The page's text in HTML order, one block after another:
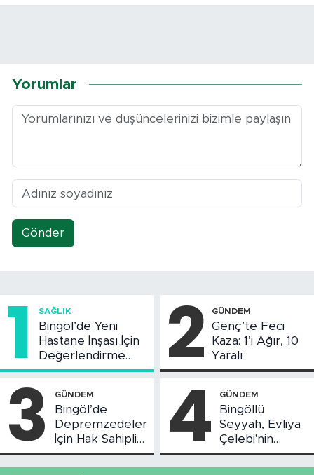
Yorumlar
Gönder
1 SAĞLIK
Bingöl’de Yeni
Hastane İnşası İçin
Değerlendirme
Toplantısı Yapıldı
2 GÜNDEM
Genç’te Feci
Kaza: 1’i Ağır, 10
Yaralı
3 GÜNDEM
Bingöl’de
Depremzedeler
İçin Hak Sahipliği
Askı Süreci
Başladı
4 GÜNDEM
Bingöllü
Seyyah, Evliya
Çelebi'nin
Bahsettiği
Bingöl'deki O